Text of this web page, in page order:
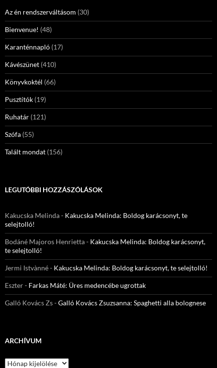
Az én rendszerváltásom (30)
Bienvenue! (48)
Karanténnapló (17)
Kávészünet (410)
Könyvkoktél (66)
Pusztítók (19)
Ruhatár (121)
Szófa (55)
Talált mondat (156)
LEGUTÓBBI HOZZÁSZÓLÁSOK
Kakucska Melinda- Kakucska Melinda: Boldog karácsonyt, te
selejtolló!
Bodáné Majoros Henrietta- Kakucska Melinda: Boldog karácsonyt,
te selejtolló!
Jermi Istvànné- Kakucska Melinda: Boldog karácsonyt, te selejtolló!
Eszter- Farkas Máté: Üres medencébe ugrottak
Galló Kovács Zs-Galló Kovács Zsuzsanna: Spaghetti alla bolognese
ARCHÍVUM
Archívum